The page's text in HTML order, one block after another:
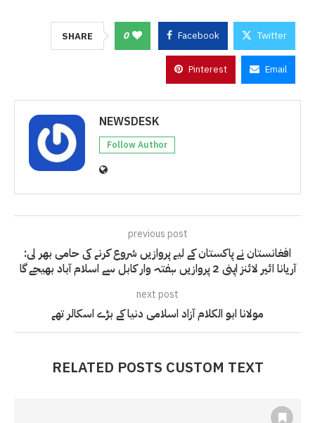
SHARE 0 Facebook Twitter
Pinterest Email
NEWSDESK
Follow Author
previous post
افغانستان نے پاکستان کے لیے پروازیں شروع کرنے کی حامی بھر لی:
آریانا ائیر لائنز اپنی 2 پروازیں ہفتہ وار کابل سے اسلام آباد بھیجے گا
next post
مولانا ابو الکلام آزاد اسلامی دنیا کے بڑے اسکالر تھے
RELATED POSTS CUSTOM TEXT